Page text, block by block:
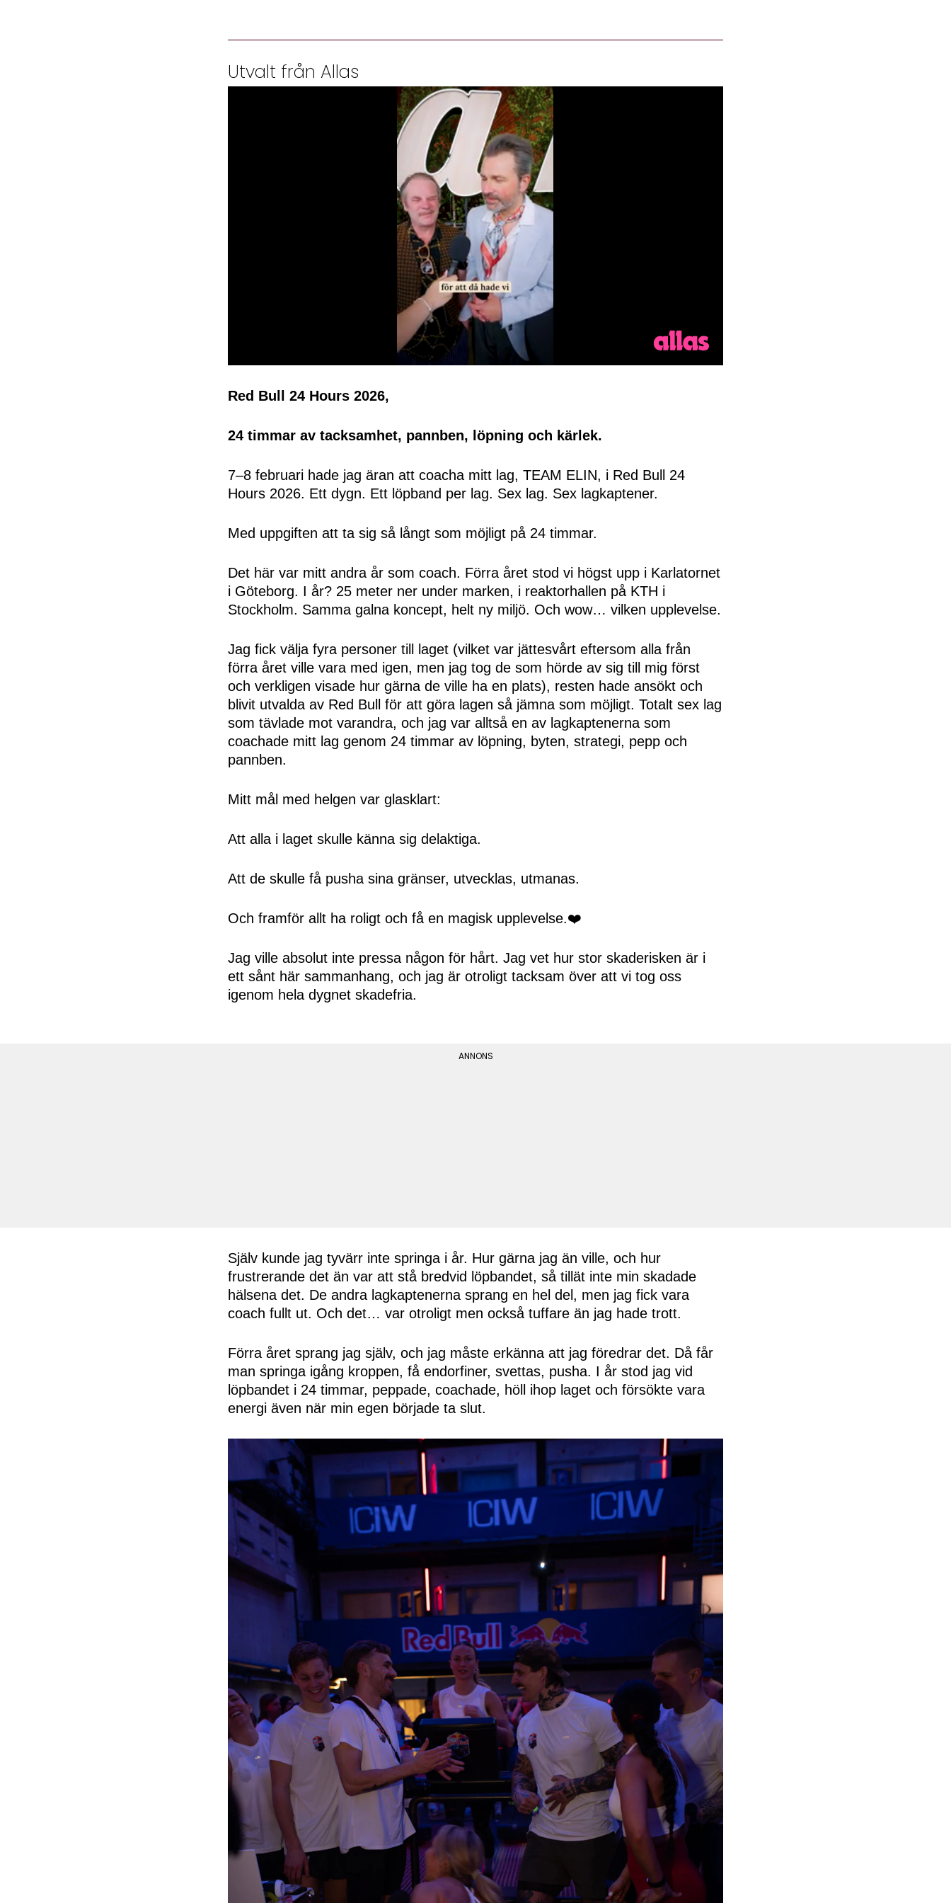
Utvalt från Allas
of
50
Red Bull 24 Hours 2026,
24 timmar av tacksamhet, pannben, löpning och kärlek.
7–8 februari hade jag äran att coacha mitt lag, TEAM ELIN, i Red Bull 24
Hours 2026. Ett dygn. Ett löpband per lag. Sex lag. Sex lagkaptener.
Med uppgiften att ta sig så långt som möjligt på 24 timmar.
Det här var mitt andra år som coach. Förra året stod vi högst upp i Karlatornet
i Göteborg. I år? 25 meter ner under marken, i reaktorhallen på KTH i
Stockholm. Samma galna koncept, helt ny miljö. Och wow… vilken upplevelse.
Jag fick välja fyra personer till laget (vilket var jättesvårt eftersom alla från
förra året ville vara med igen, men jag tog de som hörde av sig till mig först
och verkligen visade hur gärna de ville ha en plats), resten hade ansökt och
blivit utvalda av Red Bull för att göra lagen så jämna som möjligt. Totalt sex lag
som tävlade mot varandra, och jag var alltså en av lagkaptenerna som
coachade mitt lag genom 24 timmar av löpning, byten, strategi, pepp och
pannben.
Mitt mål med helgen var glasklart:
Att alla i laget skulle känna sig delaktiga.
Att de skulle få pusha sina gränser, utvecklas, utmanas.
Och framför allt ha roligt och få en magisk upplevelse.❤️
Jag ville absolut inte pressa någon för hårt. Jag vet hur stor skaderisken är i
ett sånt här sammanhang, och jag är otroligt tacksam över att vi tog oss
igenom hela dygnet skadefria.
Själv kunde jag tyvärr inte springa i år. Hur gärna jag än ville, och hur
frustrerande det än var att stå bredvid löpbandet, så tillät inte min skadade
hälsena det. De andra lagkaptenerna sprang en hel del, men jag fick vara
coach fullt ut. Och det… var otroligt men också tuffare än jag hade trott.
Förra året sprang jag själv, och jag måste erkänna att jag föredrar det. Då får
man springa igång kroppen, få endorfiner, svettas, pusha. I år stod jag vid
löpbandet i 24 timmar, peppade, coachade, höll ihop laget och försökte vara
energi även när min egen började ta slut.